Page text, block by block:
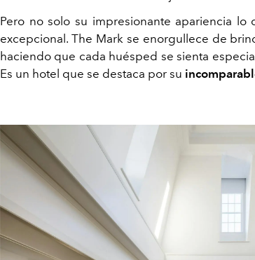
Pero no solo su impresionante apariencia lo
excepcional. The Mark se enorgullece de
haciendo que cada huésped se sienta
Es un hotel que se destaca por su